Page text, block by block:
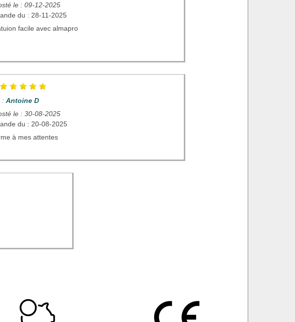
le : 09-12-2025
du : 28-11-2025
facile avec almapro
: Antoine D
le : 30-08-2025
du : 20-08-2025
à mes attentes